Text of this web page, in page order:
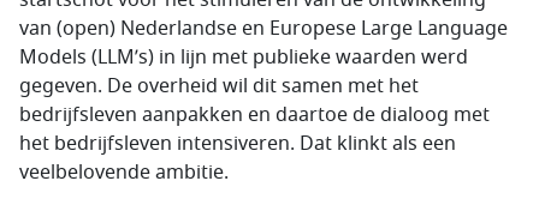
van (open) Nederlandse en Europese Large Language
Models (LLM’s) in lijn met publieke waarden werd
gegeven. De overheid wil dit samen met het
bedrijfsleven aanpakken en daartoe de dialoog met
het bedrijfsleven intensiveren. Dat klinkt als een
veelbelovende ambitie.